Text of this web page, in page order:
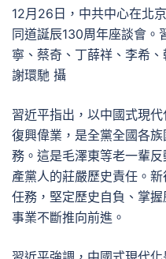
12月26日，中共中心在北
同道誕辰130周年座談會。
寧、蔡奇、丁薛祥、李希
謝環馳 攝
習近平指出，以中國式現
復興偉業，是全黨全國各
務。這是毛澤東等老一輩
產黨人的莊嚴歷史責任。
任務，堅定歷史自負、掌
事業不斷推向前進。